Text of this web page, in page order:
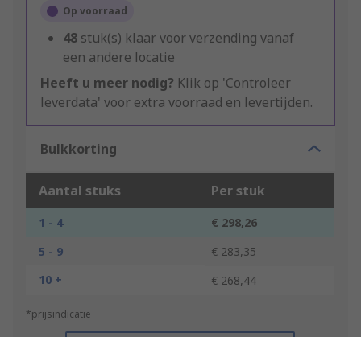
Op voorraad
48 stuk(s) klaar voor verzending vanaf
een andere locatie
Heeft u meer nodig? Klik op 'Controleer
leverdata' voor extra voorraad en levertijden.
Bulkkorting
Aantal stuks Per stuk
1 - 4
€ 298,26
5 - 9
€ 283,35
10 +
€ 268,44
*prijsindicatie